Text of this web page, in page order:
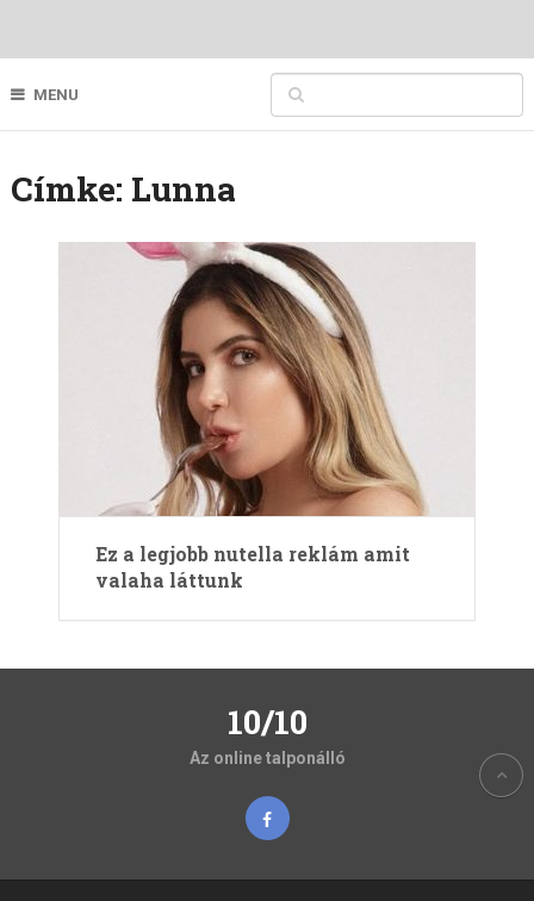
MENU
Címke: Lunna
Ez a legjobb nutella reklám amit
valaha láttunk
10/10
Az online talponálló